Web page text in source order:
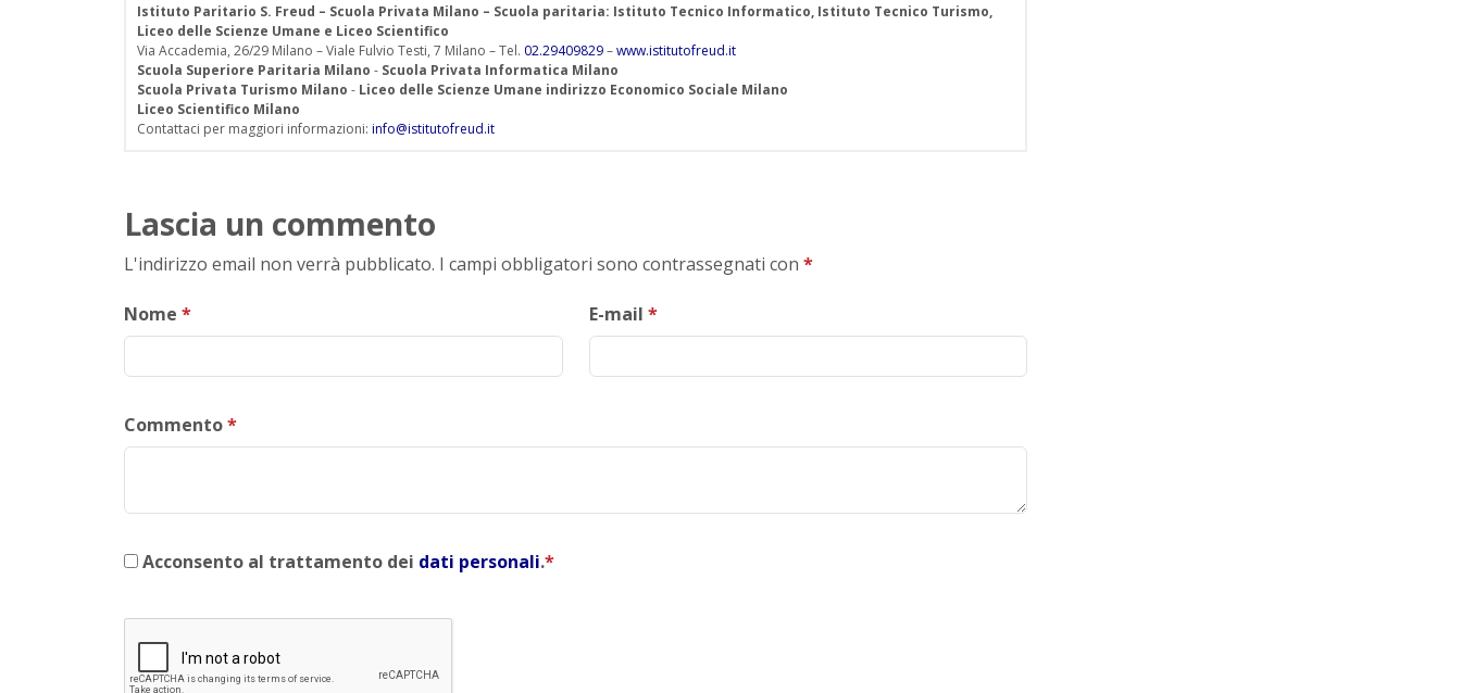
Istituto Paritario S. Freud – Scuola Privata Milano – Scuola paritaria: Istituto Tecnico Informatico, Istituto Tecnico Turismo,
Liceo delle Scienze Umane e Liceo Scientifico
Via Accademia, 26/29 Milano – Viale Fulvio Testi, 7 Milano – Tel. 02.29409829–www.istitutofreud.it
Scuola Superiore Paritaria Milano - Scuola Privata Informatica Milano
Scuola Privata Turismo Milano - Liceo delle Scienze Umane indirizzo Economico Sociale Milano
Liceo Scientifico Milano
Contattaci per maggiori informazioni: info@istitutofreud.it
Lascia un commento
L'indirizzo email non verrà pubblicato. I campi obbligatori sono contrassegnati con *
Nome * E-mail *
Commento*
Acconsento al trattamento dei dati personali.*